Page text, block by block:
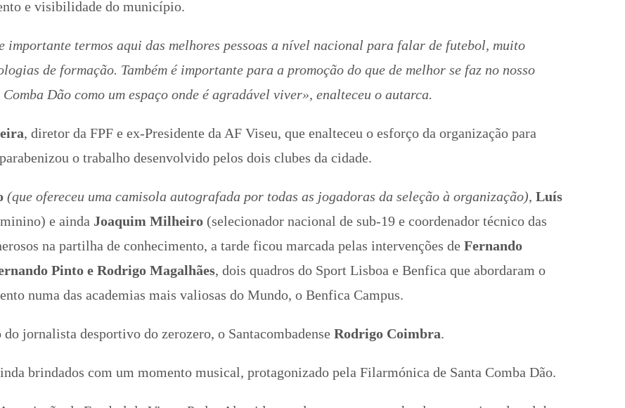
e visibilidade do município.
importante termos aqui das melhores pessoas a nível nacional para falar de futebol, muito
de formação. Também é importante para a promoção do que de melhor se faz no nosso
Dão como um espaço onde é agradável viver», enalteceu o autarca.
, diretor da FPF e ex-Presidente da AF Viseu, que enalteceu o esforço da organização para
o trabalho desenvolvido pelos dois clubes da cidade.
(que ofereceu uma camisola autografada por todas as jogadoras da seleção à organização), Luís
e ainda Joaquim Milheiro(selecionador nacional de sub-19 e coordenador técnico das
na partilha de conhecimento, a tarde ficou marcada pelas intervenções de Fernando
Pinto e Rodrigo Magalhães, dois quadros do Sport Lisboa e Benfica que abordaram o
numa das academias mais valiosas do Mundo, o Benfica Campus.
jornalista desportivo do zerozero, o Santacombadense Rodrigo Coimbra.
brindados com um momento musical, protagonizado pela Filarmónica de Santa Comba Dão.